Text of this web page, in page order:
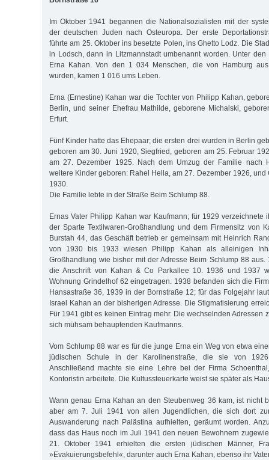
Im Oktober 1941 begannen die Nationalsozialisten mit der
der deutschen Juden nach Osteuropa. Der erste
führte am 25. Oktober ins besetzte Polen, ins Ghetto Lodz. Die
in Lodsch, dann in Litzmannstadt umbenannt worden. Unter
Erna Kahan. Von den 1 034 Menschen, die von Hamburg
wurden, kamen 1 016 ums Leben.
Erna (Ernestine) Kahan war die Tochter von Philipp Kahan,
Berlin, und seiner Ehefrau Mathilde, geborene Michalski,
Erfurt.
Fünf Kinder hatte das Ehepaar; die ersten drei wurden in Berlin
geboren am 30. Juni 1920, Siegfried, geboren am 25. Februar
am 27. Dezember 1925. Nach dem Umzug der Familie nach
weitere Kinder geboren: Rahel Hella, am 27. Dezember 1926, und
1930.
Die Familie lebte in der Straße Beim Schlump 88.
Ernas Vater Philipp Kahan war Kaufmann; für 1929 verzeichnete
der Sparte Textilwaren-Großhandlung und dem Firmensitz von
Burstah 44, das Geschäft betrieb er gemeinsam mit Heinrich
von 1930 bis 1933 wiesen Philipp Kahan als alleinigen
Großhandlung wie bisher mit der Adresse Beim Schlump 88
die Anschrift von Kahan & Co Parkallee 10. 1936 und 1937
Wohnung Grindelhof 62 eingetragen. 1938 befanden sich die
Hansastraße 36, 1939 in der Bornstraße 12; für das Folgejahr
Israel Kahan an der bisherigen Adresse. Die Stigmatisierung
Für 1941 gibt es keinen Eintrag mehr. Die wechselnden Adressen
sich mühsam behauptenden Kaufmanns.
Vom Schlump 88 war es für die junge Erna ein Weg von etwa
jüdischen Schule in der Karolinenstraße, die sie von
Anschließend machte sie eine Lehre bei der Firma
Kontoristin arbeitete. Die Kultussteuerkarte weist sie später als
Wann genau Erna Kahan an den Steubenweg 36 kam, ist nicht
aber am 7. Juli 1941 von allen Jugendlichen, die sich dort
Auswanderung nach Palästina aufhielten, geräumt worden.
dass das Haus noch im Juli 1941 den neuen Bewohnern
21. Oktober 1941 erhielten die ersten jüdischen Männer,
»Evakuierungsbefehl«, darunter auch Erna Kahan, ebenso ihr